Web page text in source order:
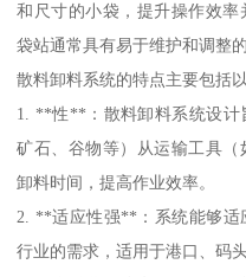
和尺寸的小袋，提升操作效
袋站通常具有易于维护和调整
散料卸料系统的特点主要包括
1. **性**：散料卸料系统设计
矿石、谷物等）从运输工具
卸料时间，提高作业效率。
2. **适应性强**：系统能够适
行业的需求，适用于港口、码